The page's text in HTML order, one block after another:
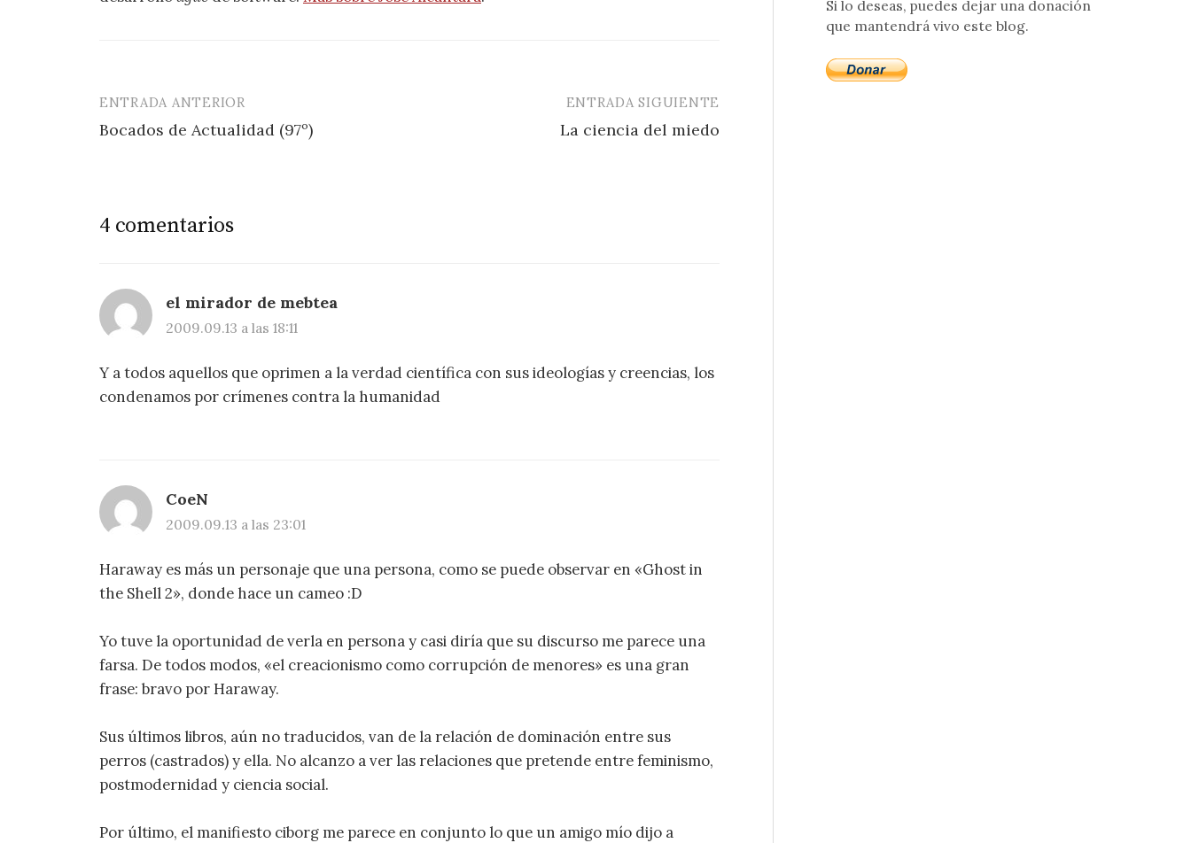
Navegación
de
ENTRADA ANTERIOR
Bocados de Actualidad (97º)
ENTRADA SIGUIENTE
La ciencia del miedo
4 comentarios
el mirador de mebtea
2009.09.13 a las 18:11
Y a todos aquellos que oprimen a la verdad científica con sus ideologías y creencias, los
condenamos por crímenes contra la humanidad
CoeN
2009.09.13 a las 23:01
Haraway es más un personaje que una persona, como se puede observar en «Ghost in
the Shell 2», donde hace un cameo :D
Yo tuve la oportunidad de verla en persona y casi diría que su discurso me parece una
farsa. De todos modos, «el creacionismo como corrupción de menores» es una gran
frase: bravo por Haraway.
Sus últimos libros, aún no traducidos, van de la relación de dominación entre sus
perros (castrados) y ella. No alcanzo a ver las relaciones que pretende entre feminismo,
postmodernidad y ciencia social.
Por último, el manifiesto ciborg me parece en conjunto lo que un amigo mío dijo a
Si lo deseas, puedes dejar una donación
que mantendrá vivo este blog.